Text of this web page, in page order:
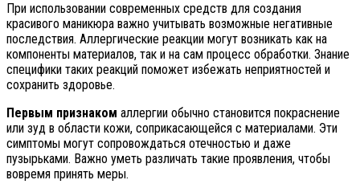
При использовании современных средств для создания
красивого маникюра важно учитывать возможные негативные
последствия. Аллергические реакции могут возникать как на
компоненты материалов, так и на сам процесс обработки. Знание
специфики таких реакций поможет избежать неприятностей и
сохранить здоровье.
Первым признаком аллергии обычно становится покраснение
или зуд в области кожи, соприкасающейся с материалами. Эти
симптомы могут сопровождаться отечностью и даже
пузырьками. Важно уметь различать такие проявления, чтобы
вовремя принять меры.